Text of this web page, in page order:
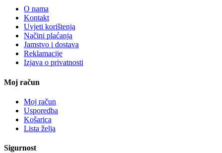
O nama
Kontakt
Uvjeti korištenja
Načini plaćanja
Jamstvo i dostava
Reklamacije
Izjava o privatnosti
Moj račun
Moj račun
Usporedba
Košarica
Lista želja
Sigurnost